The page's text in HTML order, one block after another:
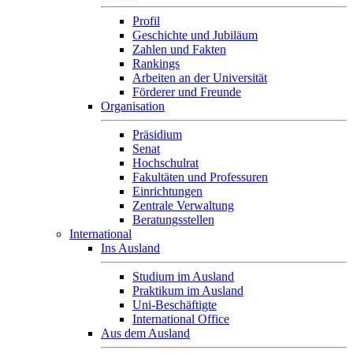
Profil
Geschichte und Jubiläum
Zahlen und Fakten
Rankings
Arbeiten an der Universität
Förderer und Freunde
Organisation
Präsidium
Senat
Hochschulrat
Fakultäten und Professuren
Einrichtungen
Zentrale Verwaltung
Beratungsstellen
International
Ins Ausland
Studium im Ausland
Praktikum im Ausland
Uni-Beschäftigte
International Office
Aus dem Ausland